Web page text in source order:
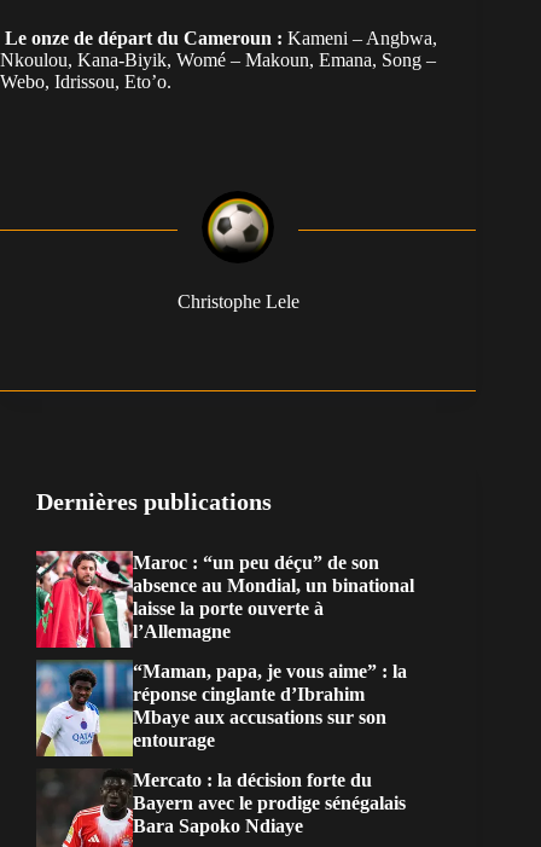
Le onze de départ du Cameroun : Kameni – Angbwa,
Nkoulou, Kana-Biyik, Womé – Makoun, Emana, Song –
Webo, Idrissou, Eto’o.
Christophe Lele
Dernières publications
Maroc : “un peu déçu” de son
absence au Mondial, un binational
laisse la porte ouverte à
l’Allemagne
“Maman, papa, je vous aime” : la
réponse cinglante d’Ibrahim
Mbaye aux accusations sur son
entourage
Mercato : la décision forte du
Bayern avec le prodige sénégalais
Bara Sapoko Ndiaye